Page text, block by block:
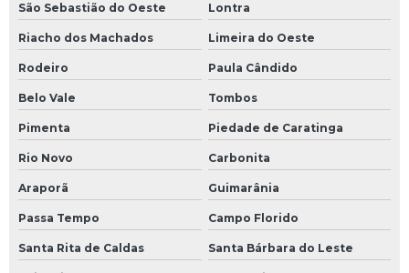
São Sebastião do Oeste Lontra
Riacho dos Machados Limeira do Oeste
Rodeiro Paula Cândido
Belo Vale Tombos
Pimenta Piedade de Caratinga
Rio Novo Carbonita
Araporã Guimarânia
Passa Tempo Campo Florido
Santa Rita de Caldas Santa Bárbara do Leste